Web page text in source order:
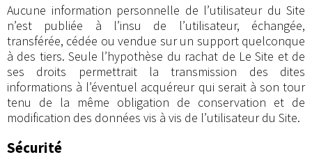
Aucune information personnelle de l’utilisateur du Site
n’est publiée à l’insu de l’utilisateur, échangée,
transférée, cédée ou vendue sur un support quelconque
à des tiers. Seule l’hypothèse du rachat de Le Site et de
ses droits permettrait la transmission des dites
informations à l’éventuel acquéreur qui serait à son tour
tenu de la même obligation de conservation et de
modification des données vis à vis de l’utilisateur du Site.
Sécurité